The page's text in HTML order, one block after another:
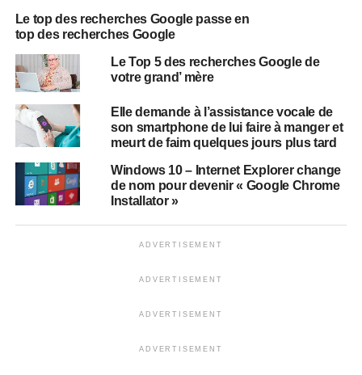
Le top des recherches Google passe en
top des recherches Google
Le Top 5 des recherches Google de
votre grand’ mère
Elle demande à l’assistance vocale de
son smartphone de lui faire à manger et
meurt de faim quelques jours plus tard
Windows 10 – Internet Explorer change
de nom pour devenir « Google Chrome
Installator »
ADVERTISEMENT
ADVERTISEMENT
ADVERTISEMENT
ADVERTISEMENT